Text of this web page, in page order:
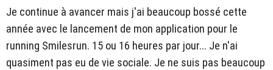
Je continue à avancer mais j'ai beaucoup bossé cette
année avec le lancement de mon application pour le
running Smilesrun. 15 ou 16 heures par jour... Je n'ai
quasiment pas eu de vie sociale. Je ne suis pas beaucoup